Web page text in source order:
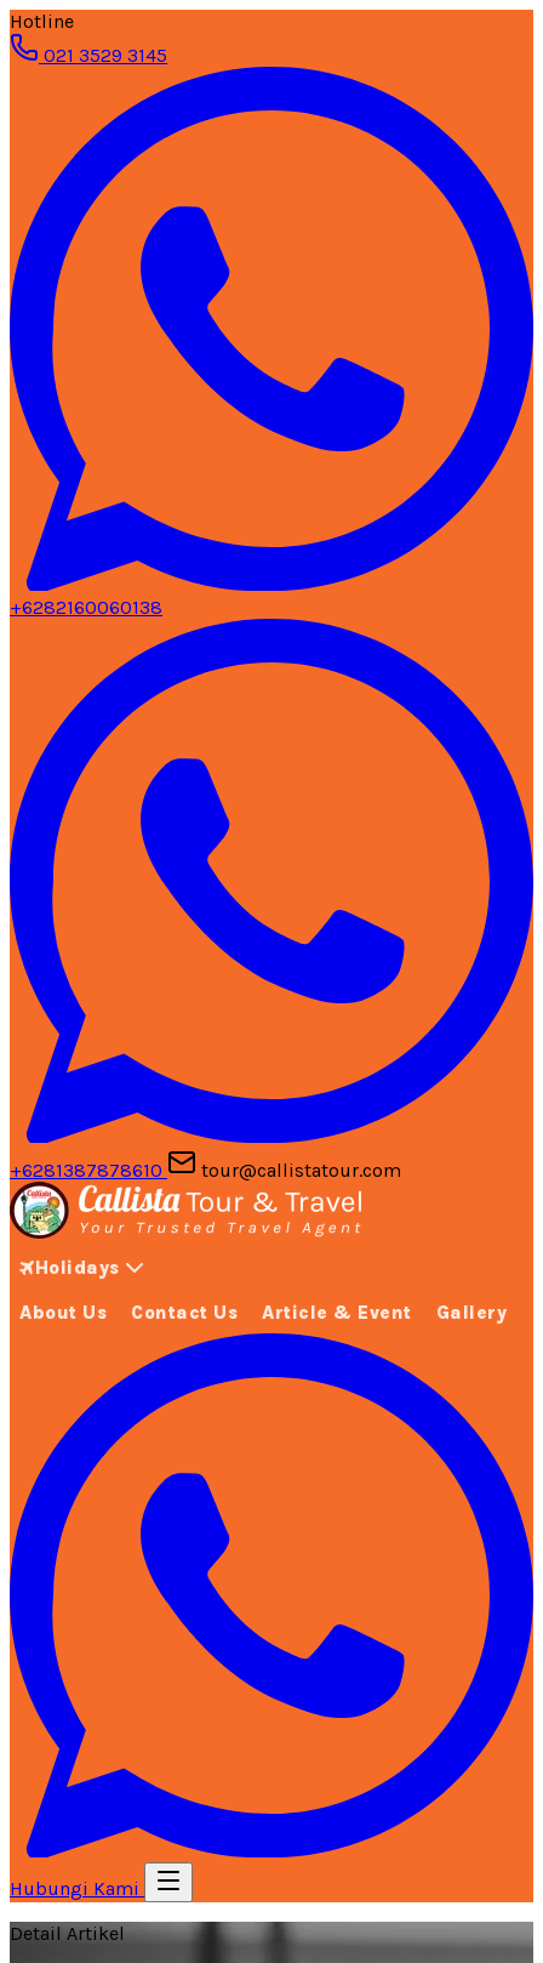
Hotline
021 3529 3145
+6282160060138
+6281387878610 tour@callistatour.com
Holidays
About Us Contact Us Article & Event Gallery
Hubungi Kami
Detail Artikel